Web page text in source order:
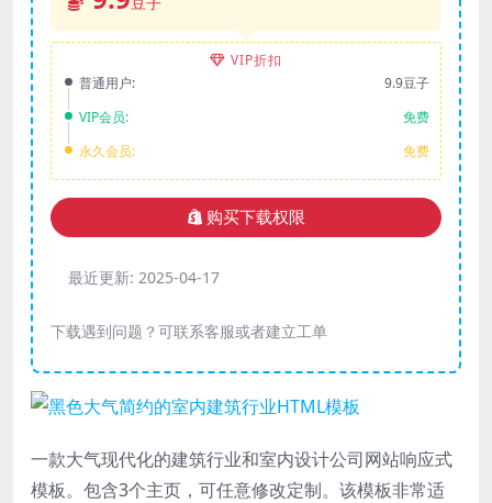
VIP折扣
普通用户:
9.9豆子
VIP会员:
免费
永久会员:
免费
购买下载权限
最近更新: 2025-04-17
下载遇到问题？可联系客服或者建立工单
一款大气现代化的建筑行业和室内设计公司网站响应式
模板。包含3个主页，可任意修改定制。该模板非常适